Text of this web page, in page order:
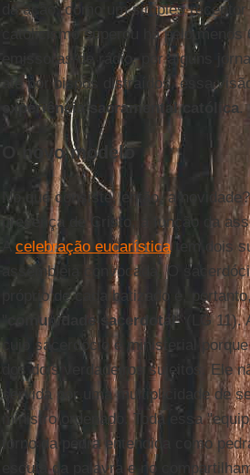
da ação, como um simples
catolicismo superou há pelo
emissoras de rádio, por alguns
até por bispos distraídos, essa
experiência sacramental católica.
O novo modelo
No que consiste, então, a
presença de Cristo, a função da
A celebração eucarísticatem dois
assembleia convocada. O
próprio de cada batizado e,
comunidade sacerdotal" (LG 11).
cujo sacerdócio é ministerial
dos dois verdadeiros sujeitos. Ele
servida por uma multiplicidade de
ministro ordenado. Toda essa
torno da pedra entendida como
escuta da palavra e no